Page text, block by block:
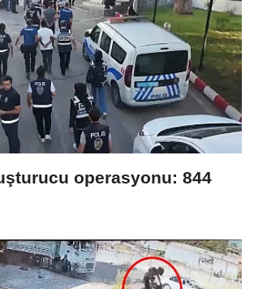
operasyonu: 844